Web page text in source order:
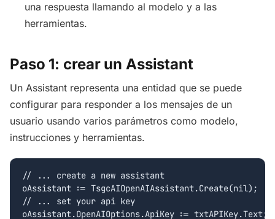
una respuesta llamando al modelo y a las
herramientas.
Paso 1: crear un Assistant
Un Assistant representa una entidad que se puede
configurar para responder a los mensajes de un
usuario usando varios parámetros como modelo,
instrucciones y herramientas.
// ... create a new assistant
oAssistant := TsgcAIOpenAIAssistant.Create(nil);
// ... set your api key
oAssistant.OpenAIOptions.ApiKey := txtAPIKey.Text;